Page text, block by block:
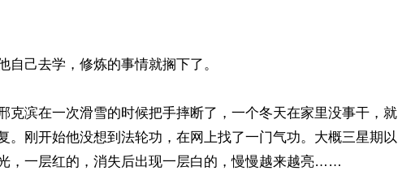
自己去学，修炼的事情就搁下了。
克滨在一次滑雪的时候把手摔断了，一个冬天在家里没事干，就
。刚开始他没想到法轮功，在网上找了一门气功。大概三星期以
，一层红的，消失后出现一层白的，慢慢越来越亮……